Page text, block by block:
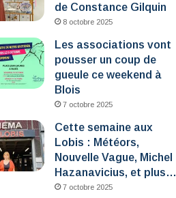
de Constance Gilquin
8 octobre 2025
Les associations vont
pousser un coup de
gueule ce weekend à
Blois
7 octobre 2025
Cette semaine aux
Lobis : Météors,
Nouvelle Vague, Michel
Hazanavicius, et plus…
7 octobre 2025